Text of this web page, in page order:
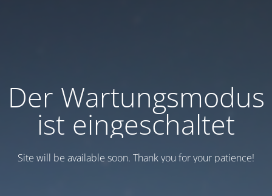
Der Wartungsmodus
ist eingeschaltet
Site will be available soon. Thank you for your patience!